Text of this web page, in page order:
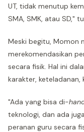
UT, tidak menutup
SMA, SMK, atau SD,"
Meski begitu, Momon
merekomendasikan
secara fisik. Hal ini
karakter, keteladanan,
"Ada yang bisa di-
teknologi, dan ada
peranan guru secara